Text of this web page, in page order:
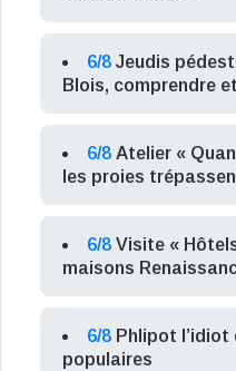
6/8 Jeudis
Blois, comprendre
6/8 Atelier «
les proies
6/8 Visite «
maisons
6/8 Phlipot
populaires